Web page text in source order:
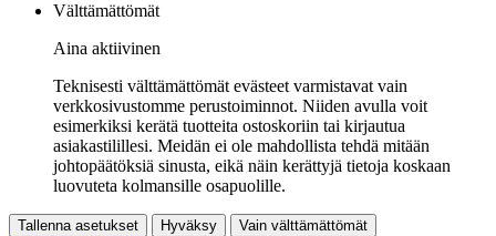
Välttämättömät
Aina aktiivinen
Teknisesti välttämättömät evästeet varmistavat vain
verkkosivustomme perustoiminnot. Niiden avulla voit
esimerkiksi kerätä tuotteita ostoskoriin tai kirjautua
asiakastilillesi. Meidän ei ole mahdollista tehdä mitään
johtopäätöksiä sinusta, eikä näin kerättyjä tietoja koskaan
luovuteta kolmansille osapuolille.
Tallenna asetukset Hyväksy Vain välttämättömät